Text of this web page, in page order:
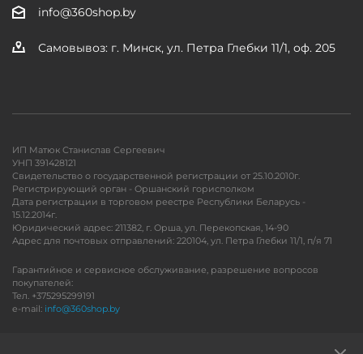
info@360shop.by
Самовывоз: г. Минск, ул. Петра Глебки 11/1, оф. 205
ИП Матюк Станислав Сергеевич
УНП 391428121
Свидетельство о государственной регистрации от 25.10.2010г.
Регистрирующий орган - Оршанский горисполком
Дата регистрации в торговом реестре Республики Беларусь -
15.12.2014г.
Юридический адрес: 211382, г. Орша, ул. Перекопская, 14-90
Адрес для почтовых отправлений: 220104, ул. Петра Глебки 11/1, п/я 71
Гарантийное и сервисное обслуживание, разрешение вопросов
покупателей:
Тел. +375295299191
e-mail: info@360shop.by